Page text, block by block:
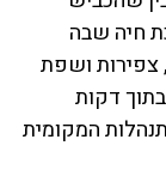
חיה שבה
צפירות ושפת
דקות
המקומית